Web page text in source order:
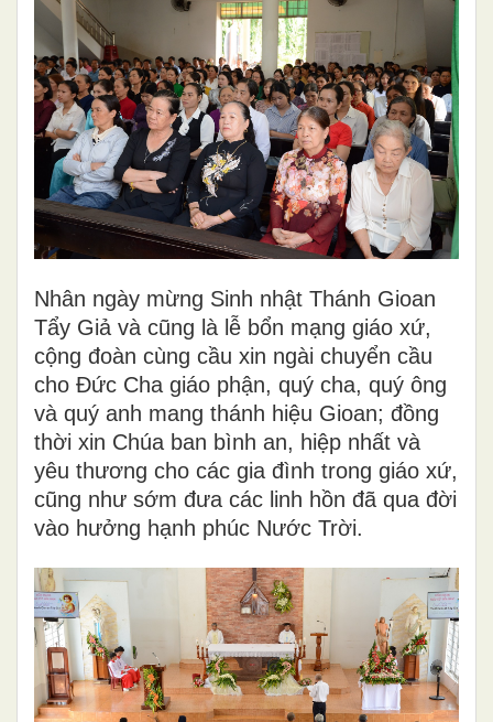
Nhân ngày mừng Sinh nhật Thánh Gioan
Tẩy Giả và cũng là lễ bổn mạng giáo xứ,
cộng đoàn cùng cầu xin ngài chuyển cầu
cho Đức Cha giáo phận, quý cha, quý ông
và quý anh mang thánh hiệu Gioan; đồng
thời xin Chúa ban bình an, hiệp nhất và
yêu thương cho các gia đình trong giáo xứ,
cũng như sớm đưa các linh hồn đã qua đời
vào hưởng hạnh phúc Nước Trời.